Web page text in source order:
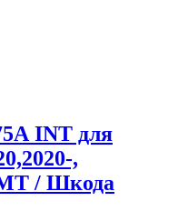
INT для
,
/ Шкода